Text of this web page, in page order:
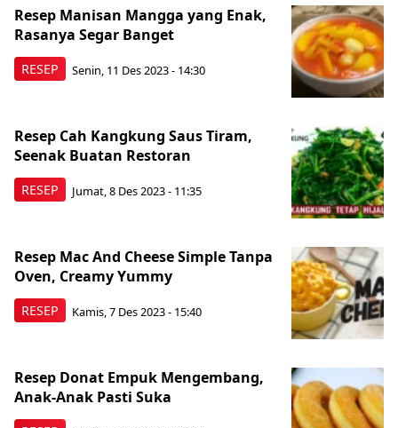
RESEP
Resep Manisan Mangga yang Enak,
Rasanya Segar Banget
Senin, 11 Des 2023 - 14:30
RESEP
Resep Cah Kangkung Saus Tiram,
Seenak Buatan Restoran
Jumat, 8 Des 2023 - 11:35
RESEP
Resep Mac And Cheese Simple Tanpa
Oven, Creamy Yummy
Kamis, 7 Des 2023 - 15:40
Resep Donat Empuk Mengembang,
Anak-Anak Pasti Suka